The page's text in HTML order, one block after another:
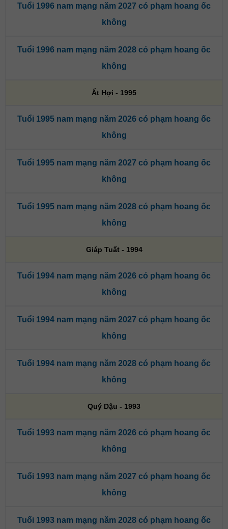
Tuổi 1996 nam mạng năm 2027 có phạm hoang ốc
không
Tuổi 1996 nam mạng năm 2028 có phạm hoang ốc
không
Ất Hợi - 1995
Tuổi 1995 nam mạng năm 2026 có phạm hoang ốc
không
Tuổi 1995 nam mạng năm 2027 có phạm hoang ốc
không
Tuổi 1995 nam mạng năm 2028 có phạm hoang ốc
không
Giáp Tuất - 1994
Tuổi 1994 nam mạng năm 2026 có phạm hoang ốc
không
Tuổi 1994 nam mạng năm 2027 có phạm hoang ốc
không
Tuổi 1994 nam mạng năm 2028 có phạm hoang ốc
không
Quý Dậu - 1993
Tuổi 1993 nam mạng năm 2026 có phạm hoang ốc
không
Tuổi 1993 nam mạng năm 2027 có phạm hoang ốc
không
Tuổi 1993 nam mạng năm 2028 có phạm hoang ốc